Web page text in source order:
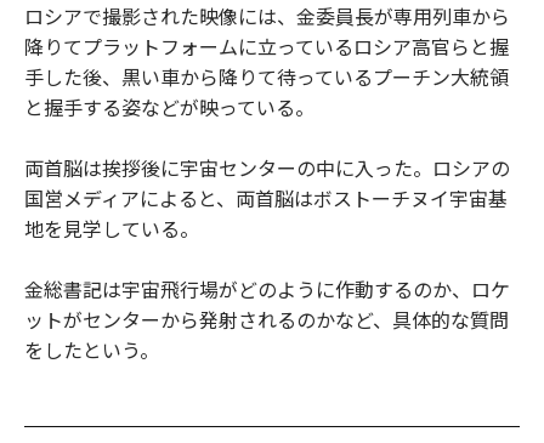
ロシアで撮影された映像には、金委員長が専用列車から
降りてプラットフォームに立っているロシア高官らと握
手した後、黒い車から降りて待っているプーチン大統領
と握手する姿などが映っている。
両首脳は挨拶後に宇宙センターの中に入った。ロシアの
国営メディアによると、両首脳はボストーチヌイ宇宙基
地を見学している。
金総書記は宇宙飛行場がどのように作動するのか、ロケ
ットがセンターから発射されるのかなど、具体的な質問
をしたという。